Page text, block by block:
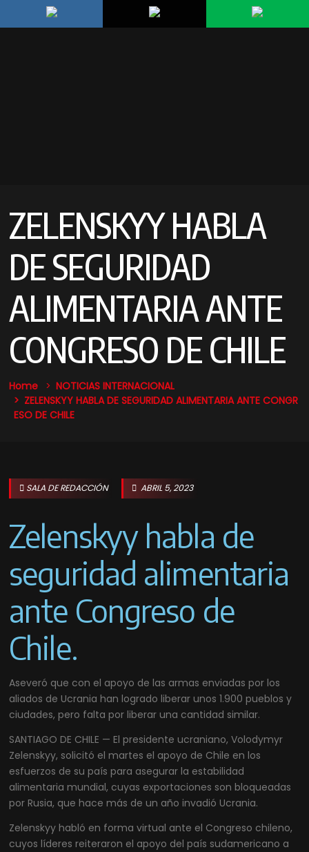
ZELENSKYY HABLA
DE SEGURIDAD
ALIMENTARIA ANTE
CONGRESO DE CHILE
Home NOTICIAS INTERNACIONAL
ZELENSKYY HABLA DE SEGURIDAD ALIMENTARIA ANTE CONGR
ESO DE CHILE
SALA DE REDACCIÓN ABRIL 5, 2023
Zelenskyy habla de
seguridad alimentaria
ante Congreso de
Chile.
Aseveró que con el apoyo de las armas enviadas por los
aliados de Ucrania han logrado liberar unos 1.900 pueblos y
ciudades, pero falta por liberar una cantidad similar.
SANTIAGO DE CHILE — El presidente ucraniano, Volodymyr
Zelenskyy, solicitó el martes el apoyo de Chile en los
esfuerzos de su país para asegurar la estabilidad
alimentaria mundial, cuyas exportaciones son bloqueadas
por Rusia, que hace más de un año invadió Ucrania.
Zelenskyy habló en forma virtual ante el Congreso chileno,
cuyos líderes reiteraron el apoyo del país sudamericano a